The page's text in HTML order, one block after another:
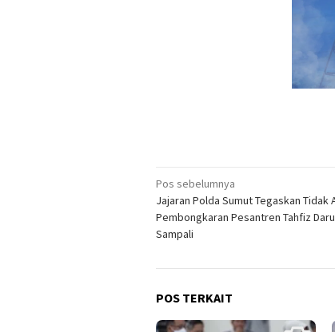
Navigasi
pos
Pos sebelumnya
Jajaran Polda Sumut Tegaskan Tidak
Pembongkaran Pesantren Tahfiz
Sampali
POS TERKAIT